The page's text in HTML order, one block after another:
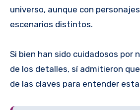
universo, aunque con
escenarios distintos.
Si bien han sido cuidadosos por
de los detalles, sí admitieron
de las claves para entender